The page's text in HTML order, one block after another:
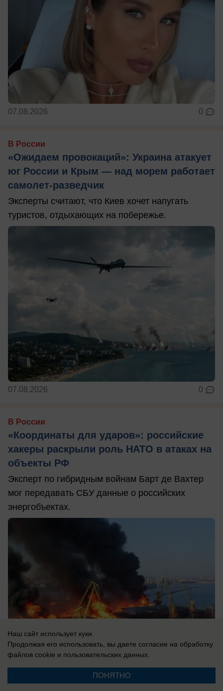
07.08.2026 0
В России
«Ожидаем провокаций»: Украина атакует
юг России и Крым — над морем работает
самолет-разведчик
Эксперты считают, что Киев хочет напугать
туристов, отдыхающих на побережье.
07.08.2026 0
В России
«Координаты для ударов»: российские
хакеры раскрыли роль НАТО в атаках на
объекты РФ
Эксперт по гибридным войнам Барт де Вахтер
мог передавать СБУ данные о российских
энергобъектах.
Наш сайт использует куки.
Продолжая его использовать, вы даете согласие на обработку
файлов cookie и пользовательских данных.
ПОНЯТНО